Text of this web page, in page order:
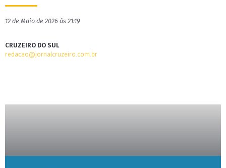
12 de Maio de 2026 às 21:19
CRUZEIRO DO SUL
redacao@jornalcruzeiro.com.br